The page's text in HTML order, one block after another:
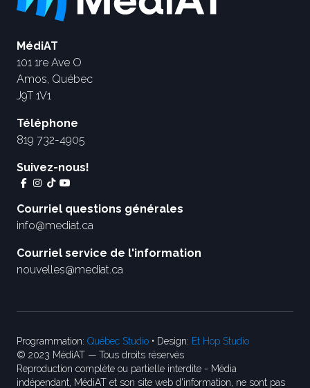
MédiAT
101 1re Ave O
Amos, Québec
J9T 1V1
Téléphone
819 732-4905
Suivez-nous!
Courriel questions générales
info@mediat.ca
Courriel service de l'information
nouvelles@mediat.ca
Programmation: Québec Studio • Design: Et Hop Studio
© 2023 MédiAT — Tous droits réservés
Reproduction complète ou partielle interdite - Média
indépendant, MédiAT et son site web d'information, ne sont pas